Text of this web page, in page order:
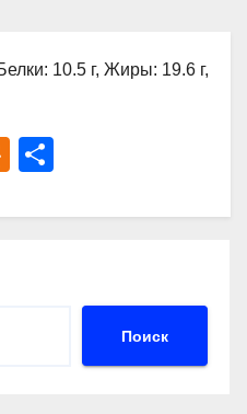
10.5 г, Жиры: 19.6 г,
O
n
р
ть
Поиск